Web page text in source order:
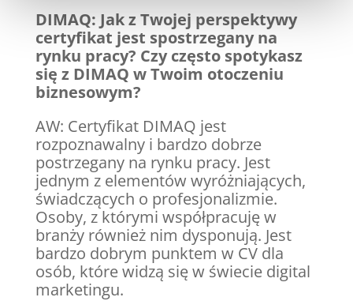
DIMAQ: Jak z Twojej perspektywy
certyfikat jest spostrzegany na
rynku pracy? Czy często spotykasz
się z DIMAQ w Twoim otoczeniu
biznesowym?
AW: Certyfikat DIMAQ jest
rozpoznawalny i bardzo dobrze
postrzegany na rynku pracy. Jest
jednym z elementów wyróżniających,
świadczących o profesjonalizmie.
Osoby, z którymi współpracuję w
branży również nim dysponują. Jest
bardzo dobrym punktem w CV dla
osób, które widzą się w świecie digital
marketingu.